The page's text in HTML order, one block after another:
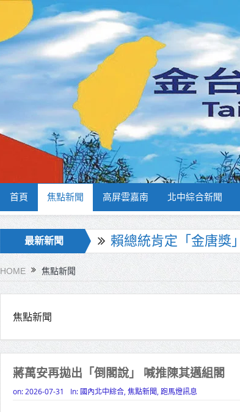
首頁 焦點新聞 高屏雲嘉南 北中綜合新聞
最新新聞
海巡署南部分署主官
北市鮮奶週報再升級
雙北合作里程碑！萬
高齡健康產業博覽
打鐵厝北側產業園
高雄「三民運動中心
揭幕
高雄東照山關帝廟
HOME 焦點新聞
焦點新聞
蔣萬安再拋出「倒閣說」 喊推陳其邁組閣
on: 2026-07-31 In: 國內北中綜合 焦點新聞 跑馬燈訊息